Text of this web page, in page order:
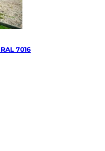
7016